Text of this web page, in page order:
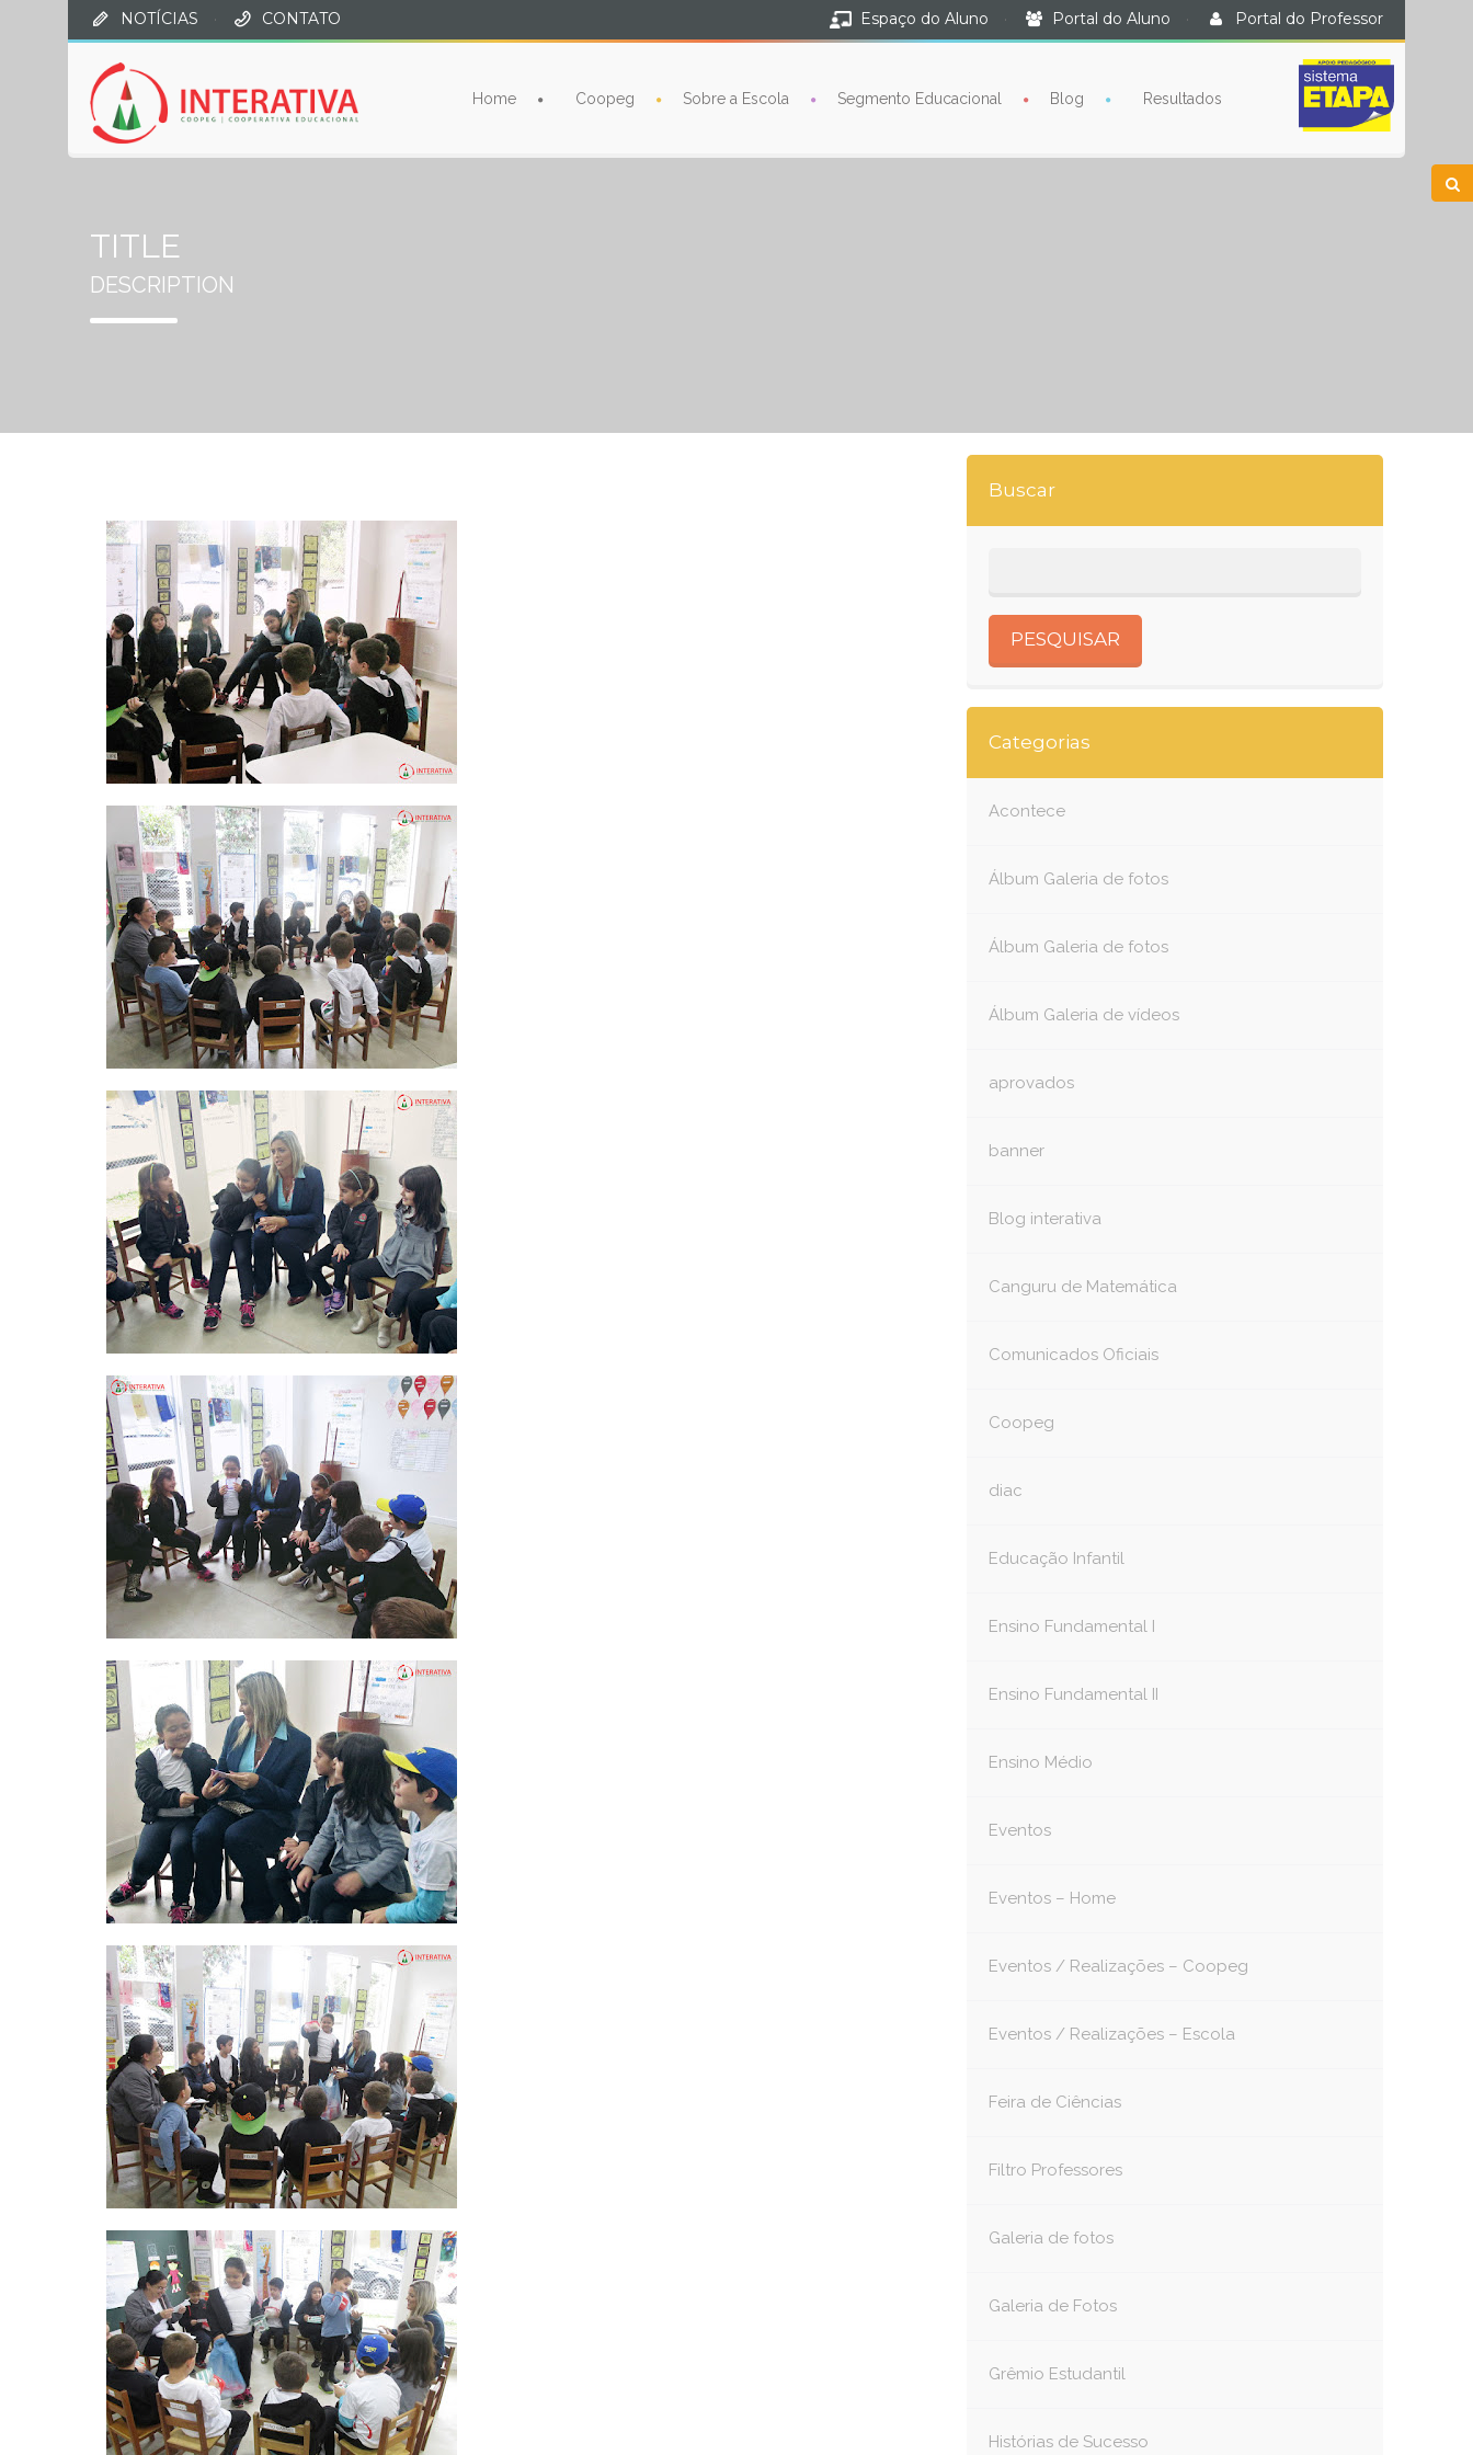
NOTÍCIAS · CONTATO Espaço do Aluno · Portal do Aluno · Portal do Professor
Home Coopeg Sobre a Escola Segmento Educacional Blog Resultados
TITLE
DESCRIPTION
Buscar
Categorias
Acontece
Álbum Galeria de fotos
Álbum Galeria de fotos
Álbum Galeria de vídeos
aprovados
banner
Blog interativa
Canguru de Matemática
Comunicados Oficiais
Coopeg
diac
Educação Infantil
Ensino Fundamental I
Ensino Fundamental II
Ensino Médio
Eventos
Eventos – Home
Eventos / Realizações – Coopeg
Eventos / Realizações – Escola
Feira de Ciências
Filtro Professores
Galeria de fotos
Galeria de Fotos
Grêmio Estudantil
Histórias de Sucesso